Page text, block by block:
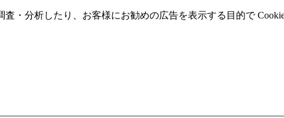
・分析したり、お客様にお勧めの広告を表⽰する⽬的で